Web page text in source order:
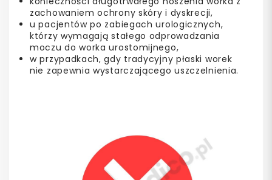
zachowaniem ochrony skóry i dyskrecji,
u pacjentów po zabiegach urologicznych,
którzy wymagają stałego odprowadzania
moczu do worka urostomijnego,
w przypadkach, gdy tradycyjny płaski worek
nie zapewnia wystarczającego uszczelnienia.